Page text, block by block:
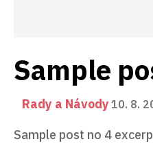
Sample
Rady a Návody10. 8.
Sample post no 4